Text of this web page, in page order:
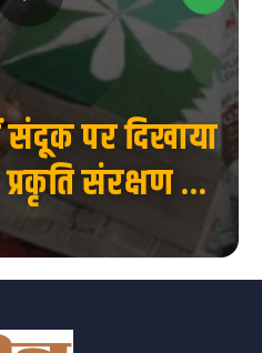
IIT BHU में बनेगा
इनोवेशन,
एंटरप्रेन्योरशिप,
मिलेगा नया